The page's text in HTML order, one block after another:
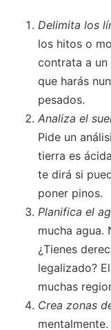
Delimita los
los hitos o
contrata a
que harás
pesados.
Analiza el
Pide un
tierra es
te dirá si
poner pinos.
Planifica el
mucha agua.
¿Tienes
legalizado?
muchas
Crea zonas